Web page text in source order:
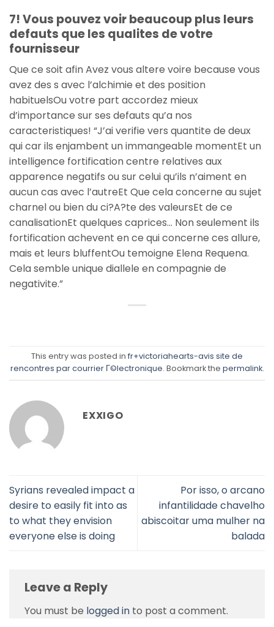
7! Vous pouvez voir beaucoup plus leurs
defauts que les qualites de votre
fournisseur
Que ce soit afin Avez vous altere voire because vous
avez des s avec l’alchimie et des position
habituelsOu votre part accordez mieux
d’importance sur ses defauts qu’a nos
caracteristiques! “J’ai verifie vers quantite de deux
qui car ils enjambent un immangeable momentEt un
intelligence fortification centre relatives aux
apparence negatifs ou sur celui qu’ils n’aiment en
aucun cas avec l’autreEt Que cela concerne au sujet
charnel ou bien du ci?A?te des valeursEt de ce
canalisationEt quelques caprices… Non seulement ils
fortification achevent en ce qui concerne ces allure,
mais et leurs bluffentOu temoigne Elena Requena.
Cela semble unique diallele en compagnie de
negativite.”
This entry was posted in fr+victoriahearts-avis site de
rencontres par courrier Г©lectronique. Bookmark the permalink.
EXXIGO
Syrians revealed impact a
desire to easily fit into as
to what they envision
everyone else is doing
Por isso, o arcano
infantilidade chavelho
abiscoitar uma mulher na
balada
Leave a Reply
You must be logged in to post a comment.